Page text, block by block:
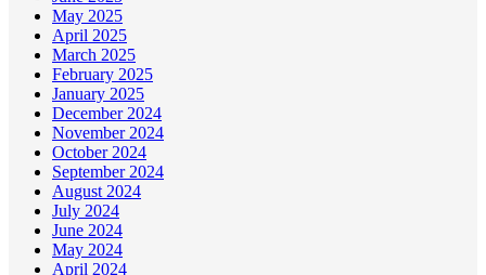
May 2025
April 2025
March 2025
February 2025
January 2025
December 2024
November 2024
October 2024
September 2024
August 2024
July 2024
June 2024
May 2024
April 2024